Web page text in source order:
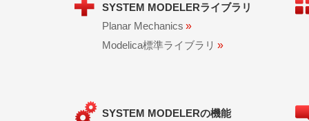
SYSTEM MODELERライブラリ
Planar Mechanics »
Modelica標準ライブラリ »
SYSTEM MODELERの機能